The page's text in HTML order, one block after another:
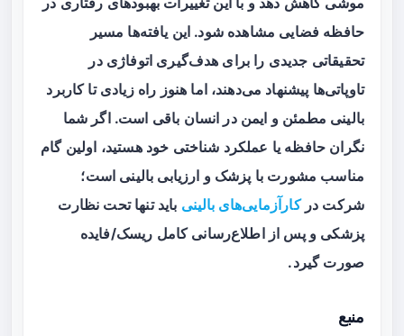
حافظه فضایی مشاهده شود. این یافته‌ها مسیر
تحقیقاتی جدیدی را برای هدف‌گیری اتوفاژی در
تاوپاتی‌ها پیشنهاد می‌دهند، اما هنوز راه زیادی تا کاربرد
بالینی مطمئن و ایمن در انسان باقی است. اگر شما
نگران حافظه یا عملکرد شناختی خود هستید، اولین گام
مناسب مشورت با پزشک و ارزیابی بالینی است؛
شرکت درکارآزمایی‌های بالینی باید تنها تحت نظارت
پزشکی و پس از اطلاع‌رسانی کامل ریسک/فایده
صورت گیرد.
منبع